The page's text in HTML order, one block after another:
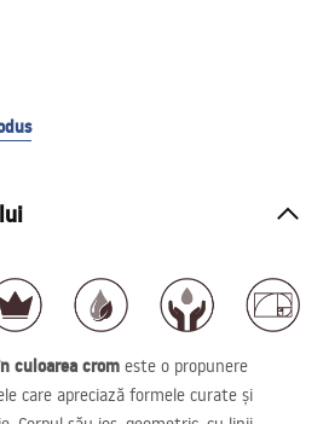
culoarea crom este o propunere
care apreciază formele curate și